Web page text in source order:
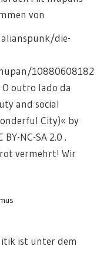
von
die-
outro lado da
and social
City)« by
NC-SA 2.0 .
vermehrt! Wir
ist unter dem